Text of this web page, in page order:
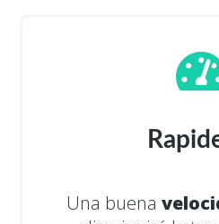
Una buena